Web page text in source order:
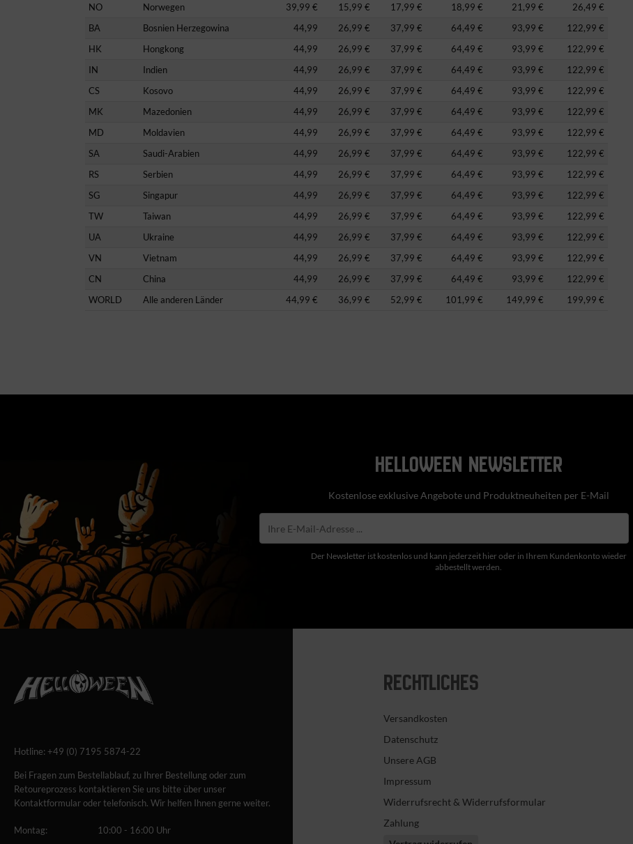
NO
Norwegen 39,99 € 15,99 € 17,99 € 18,99 € 21,99 €
26,49 €
BA
Bosnien Herzegowina 44,99 26,99 € 37,99 € 64,49 € 93,99 €
122,99 €
HK
Hongkong 44,99 26,99 € 37,99 € 64,49 € 93,99 €
122,99 €
IN
Indien 44,99 26,99 € 37,99 € 64,49 € 93,99 €
122,99 €
CS
Kosovo 44,99 26,99 € 37,99 € 64,49 € 93,99 €
122,99 €
MK
Mazedonien 44,99 26,99 € 37,99 € 64,49 € 93,99 €
122,99 €
MD
Moldavien 44,99 26,99 € 37,99 € 64,49 € 93,99 €
122,99 €
SA
Saudi-Arabien 44,99 26,99 € 37,99 € 64,49 € 93,99 €
122,99 €
RS
Serbien 44,99 26,99 € 37,99 € 64,49 € 93,99 €
122,99 €
SG
Singapur 44,99 26,99 € 37,99 € 64,49 € 93,99 €
122,99 €
TW
Taiwan 44,99 26,99 € 37,99 € 64,49 € 93,99 €
122,99 €
UA
Ukraine 44,99 26,99 € 37,99 € 64,49 € 93,99 €
122,99 €
VN
Vietnam 44,99 26,99 € 37,99 € 64,49 € 93,99 €
122,99 €
CN
China 44,99 26,99 € 37,99 € 64,49 € 93,99 €
122,99 €
WORLD
Alle anderen Länder 44,99 € 36,99 € 52,99 € 101,99 € 149,99 € 199,99 €
HELLOWEEN NEWSLETTER
Kostenlose exklusive Angebote und Produktneuheiten per E-Mail
Der Newsletter ist kostenlos und kann jederzeit hier oder in Ihrem Kundenkonto wieder
abbestellt werden.
Hotline: +49 (0) 7195 5874-22
Bei Fragen zum Bestellablauf, zu Ihrer Bestellung oder zum
Retoureprozess kontaktieren Sie uns bitte über unser
Kontaktformular oder telefonisch. Wir helfen Ihnen gerne weiter.
Montag: 10:00 - 16:00 Uhr
RECHTLICHES
Versandkosten
Datenschutz
Unsere AGB
Impressum
Widerrufsrecht & Widerrufsformular
Zahlung